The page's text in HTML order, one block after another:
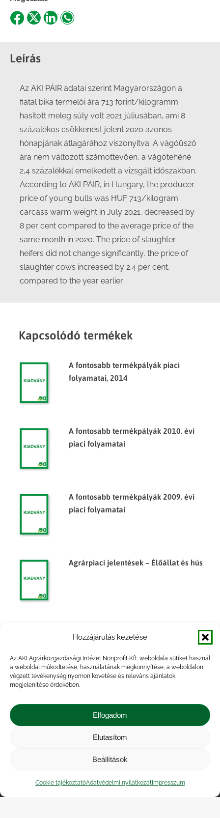
Hozzájárulás kezelése
Az AKI Agrárközgazdasági Intézet Nonprofit Kft. weboldala sütiket használ
a weboldal működtetése, használatának megkönnyítése, a weboldalon
végzett tevékenység nyomon követése és releváns ajánlatok
megjelenítése érdekében.
Elfogadom
Elutasítom
Beállítások
Cookie tájékoztatóAdatvédelmi nyilatkozatImpresszum
Share
Facebook
Share
X
ShareShare
Leírás
Az AKI PÁIR adatai szerint Magyarországon a
fiatal bika termelői ára 713 forint/kilogramm
hasított meleg súly volt 2021 júliusában, ami 8
százalékos csökkenést jelent 2020 azonos
hónapjának átlagárához viszonyítva. A vágóüsző
ára nem változott számottevően, a vágótehéné
2,4 százalékkal emelkedett a vizsgált időszakban.
According to AKI PÁIR, in Hungary, the producer
price of young bulls was HUF 713/kilogram
carcass warm weight in July 2021, decreased by
8 per cent compared to the average price of the
same month in 2020. The price of slaughter
heifers did not change significantly, the price of
slaughter cows increased by 2.4 per cent,
compared to the year earlier.
Kapcsolódó termékek
A fontosabb termékpályák piaci
folyamatai, 2014
A fontosabb termékpályák 2010. évi
piaci folyamatai
A fontosabb termékpályák 2009. évi
piaci folyamatai
Agrárpiaci jelentések – Élőállat és hús
árumérlege, 2012. év
árumérlege, 2014. év
Közérdekű adatok
| Adatvédelmi nyilatkozat
|